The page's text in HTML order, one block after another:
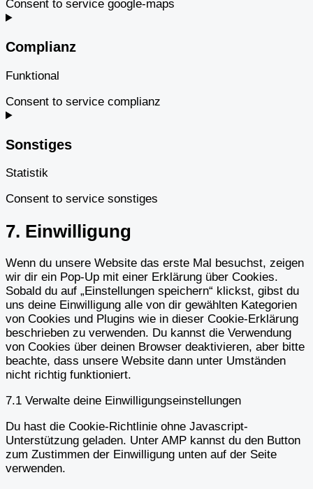
Consent to service google-maps
Complianz
Funktional
Consent to service complianz
Sonstiges
Statistik
Consent to service sonstiges
7. Einwilligung
Wenn du unsere Website das erste Mal besuchst, zeigen
wir dir ein Pop-Up mit einer Erklärung über Cookies.
Sobald du auf „Einstellungen speichern“ klickst, gibst du
uns deine Einwilligung alle von dir gewählten Kategorien
von Cookies und Plugins wie in dieser Cookie-Erklärung
beschrieben zu verwenden. Du kannst die Verwendung
von Cookies über deinen Browser deaktivieren, aber bitte
beachte, dass unsere Website dann unter Umständen
nicht richtig funktioniert.
7.1 Verwalte deine Einwilligungseinstellungen
Du hast die Cookie-Richtlinie ohne Javascript-
Unterstützung geladen. Unter AMP kannst du den Button
zum Zustimmen der Einwilligung unten auf der Seite
verwenden.